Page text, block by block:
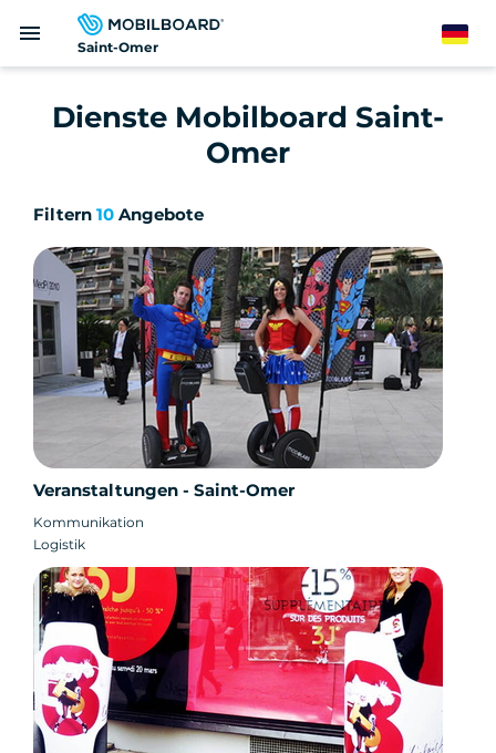
zum
Saint-Omer
menu German
Dienste Mobilboard Saint-
Omer
Filtern 10 Angebote
Veranstaltungen - Saint-Omer
Kommunikation
Logistik